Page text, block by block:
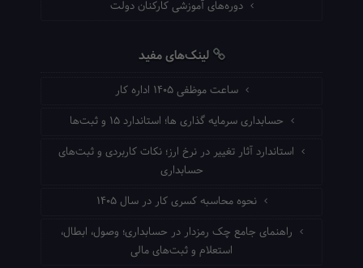
دوره‌های آموزشی کارکنان دولت
لینک‌های مفید
ساعت موظفی ۱۴۰۵ اداره کار
حسابداری سرمایه گذاری ها؛ استاندارد ۱۵ و ثبت‌ها
استاندارد آثار تغییر در نرخ ارز؛ نکات کاربردی و ثبت‌های
حسابداری
نحوه محاسبه کسری کار در سال ۱۴۰۵
راهنمای جامع چک رمزدار در حسابداری؛ وصول، ابطال،
استعلام و ثبت‌های مالی